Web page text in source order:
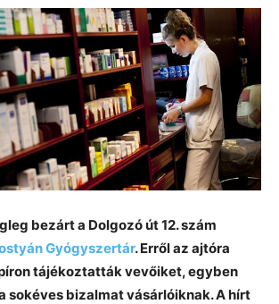
bezárt a Dolgozó út 12. szám
Gyógyszertár. Erről az ajtóra
tájékoztatták vevőiket, egyben
sokéves bizalmat vásárlóiknak. A hírt